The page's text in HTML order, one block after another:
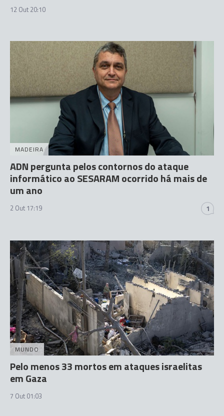
12 Out 20:10
MADEIRA
ADN pergunta pelos contornos do ataque
informático ao SESARAM ocorrido há mais de
um ano
2 Out 17:19 1
MUNDO
Pelo menos 33 mortos em ataques israelitas
em Gaza
7 Out 01:03